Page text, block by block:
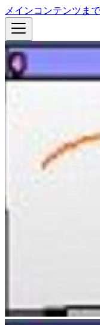
メインコンテンツま